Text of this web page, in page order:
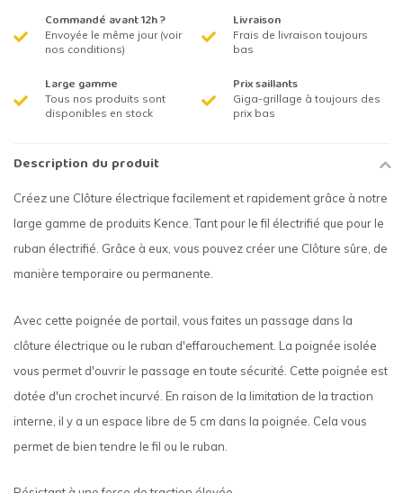
Commandé avant 12h ?
Envoyée le même jour (voir
nos conditions)
Livraison
Frais de livraison toujours
bas
Large gamme
Tous nos produits sont
disponibles en stock
Prix saillants
Giga-grillage à toujours des
prix bas
Description du produit
Créez une Clôture électrique facilement et rapidement grâce à notre
large gamme de produits Kence. Tant pour le fil électrifié que pour le
ruban électrifié. Grâce à eux, vous pouvez créer une Clôture sûre, de
manière temporaire ou permanente.
Avec cette poignée de portail, vous faites un passage dans la
clôture électrique ou le ruban d'effarouchement. La poignée isolée
vous permet d'ouvrir le passage en toute sécurité. Cette poignée est
dotée d'un crochet incurvé. En raison de la limitation de la traction
interne, il y a un espace libre de 5 cm dans la poignée. Cela vous
permet de bien tendre le fil ou le ruban.